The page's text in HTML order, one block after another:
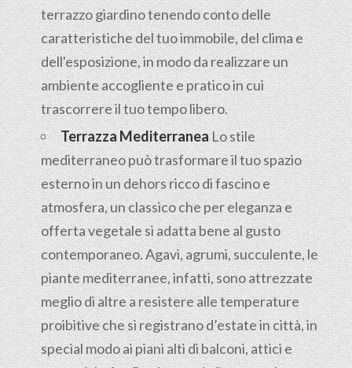
terrazzo giardino tenendo conto delle
caratteristiche del tuo immobile, del clima e
dell'esposizione, in modo da realizzare un
ambiente accogliente e pratico in cui
trascorrere il tuo tempo libero.
Terrazza MediterraneaLo stile
mediterraneo può trasformare il tuo spazio
esterno in un dehors ricco di fascino e
atmosfera, un classico che per eleganza e
offerta vegetale si adatta bene al gusto
contemporaneo. Agavi, agrumi, succulente, le
piante mediterranee, infatti, sono attrezzate
meglio di altre a resistere alle temperature
proibitive che si registrano d’estate in città, in
special modo ai piani alti di balconi, attici e